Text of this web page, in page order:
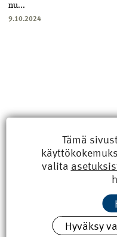
nu...
9.10.2024
Uusimmat
Tämä
valita
Hyväksy